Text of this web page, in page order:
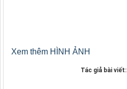
Xem thêm HÌNH ẢNH
Tác giả bài viết: